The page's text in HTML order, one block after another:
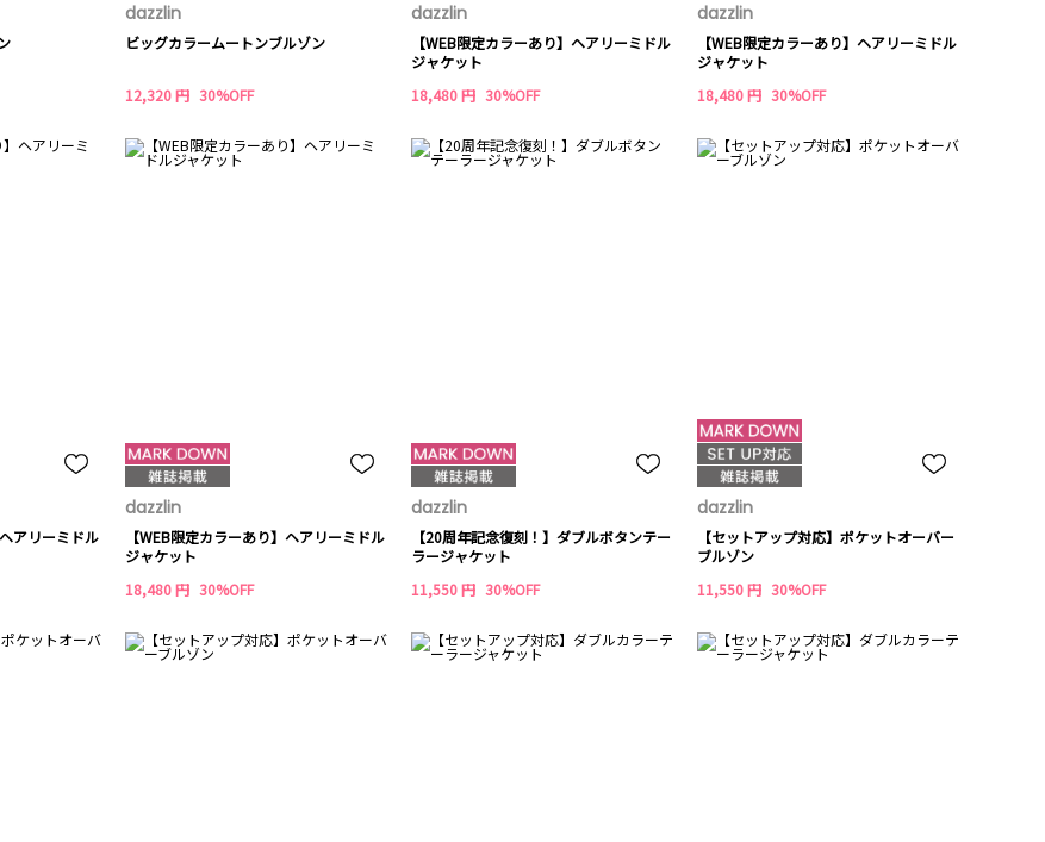
dazzlin
ビッグカラームートンブルゾン
12,320 円 30%OFF
dazzlin
【WEB限定カラーあり】ヘアリーミドル
ジャケット
18,480 円 30%OFF
dazzlin
【WEB限定カラーあり】ヘアリーミドル
ジャケット
18,480 円 30%OFF
アリーミドル
dazzlin
【WEB限定カラーあり】ヘアリーミドル
ジャケット
18,480 円 30%OFF
dazzlin
【20周年記念復刻！】ダブルボタンテー
ラージャケット
11,550 円 30%OFF
dazzlin
【セットアップ対応】ポケットオーバー
ブルゾン
11,550 円 30%OFF